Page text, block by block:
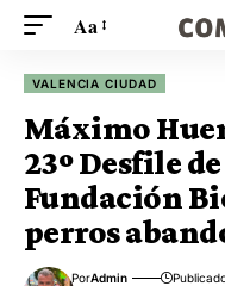
Aa
VALENCIA CIUDAD
Máximo
23º Desfile
Fundación
perros
PorAdmin